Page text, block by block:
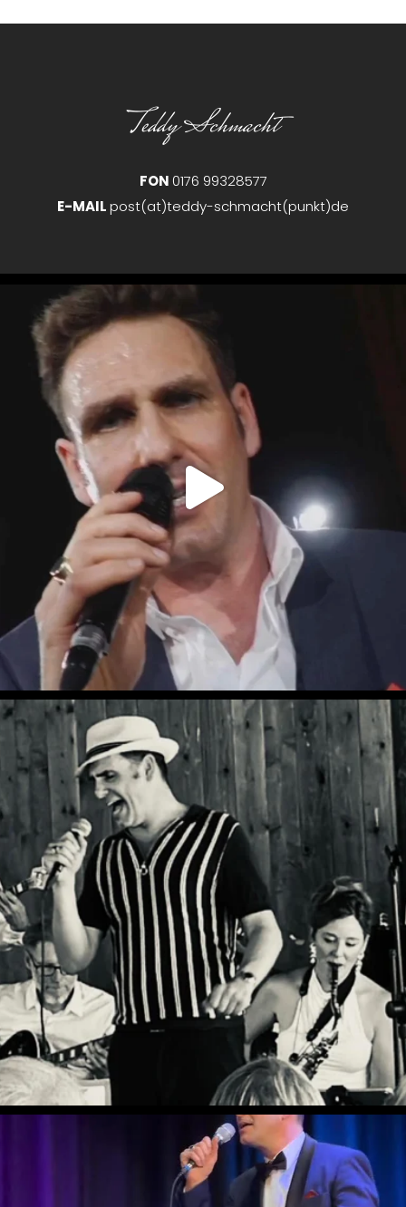
Teddy Schmacht
FON0176 99328577
E-MAILpost(at)teddy-schmacht(punkt)de